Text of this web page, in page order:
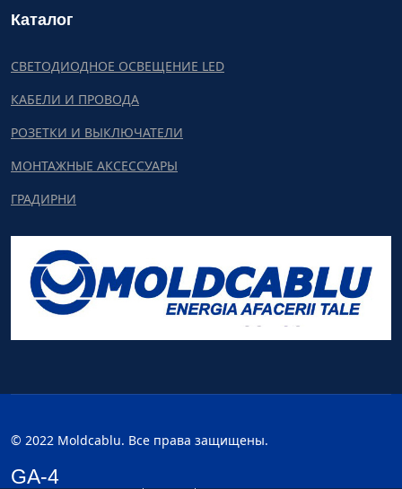
Каталог
СВЕТОДИОДНОЕ ОСВЕЩЕНИЕ LED
КАБЕЛИ И ПРОВОДА
РОЗЕТКИ И ВЫКЛЮЧАТЕЛИ
МОНТАЖНЫЕ АКСЕССУАРЫ
ГРАДИРНИ
© 2022 Moldcablu. Все права защищены.
GA-4